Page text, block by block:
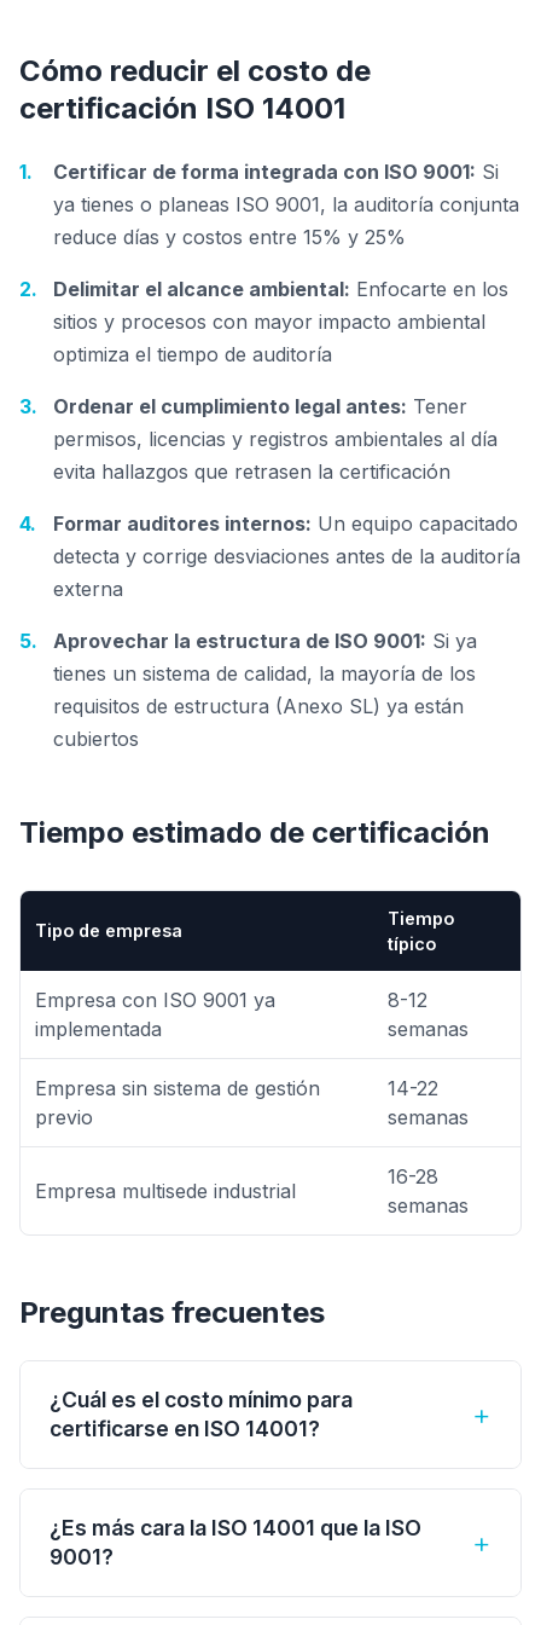
Cómo reducir el costo de
certificación ISO 14001
Certificar de forma integrada con ISO 9001: Si
ya tienes o planeas ISO 9001, la auditoría conjunta
reduce días y costos entre 15% y 25%
Delimitar el alcance ambiental: Enfocarte en los
sitios y procesos con mayor impacto ambiental
optimiza el tiempo de auditoría
Ordenar el cumplimiento legal antes: Tener
permisos, licencias y registros ambientales al día
evita hallazgos que retrasen la certificación
Formar auditores internos: Un equipo capacitado
detecta y corrige desviaciones antes de la auditoría
externa
Aprovechar la estructura de ISO 9001: Si ya
tienes un sistema de calidad, la mayoría de los
requisitos de estructura (Anexo SL) ya están
cubiertos
Tiempo estimado de certificación
Tipo de empresa
Tiempo
típico
Empresa con ISO 9001 ya
implementada
8-12
semanas
Empresa sin sistema de gestión
previo
14-22
semanas
Empresa multisede industrial
16-28
semanas
Preguntas frecuentes
¿Cuál es el costo mínimo para
certificarse en ISO 14001?
+
Para una empresa pequeña con bajo impacto
ambiental y una sola sede, el costo mínimo
inicia alrededor de $80,000 a $120,000 MXN,
días de auditoría necesarios.
¿Es más cara la ISO 14001 que la ISO
9001?
+
Generalmente sí, porque la auditoría ambiental